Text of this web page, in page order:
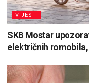
VIJESTI
SKB Mostar
električnih